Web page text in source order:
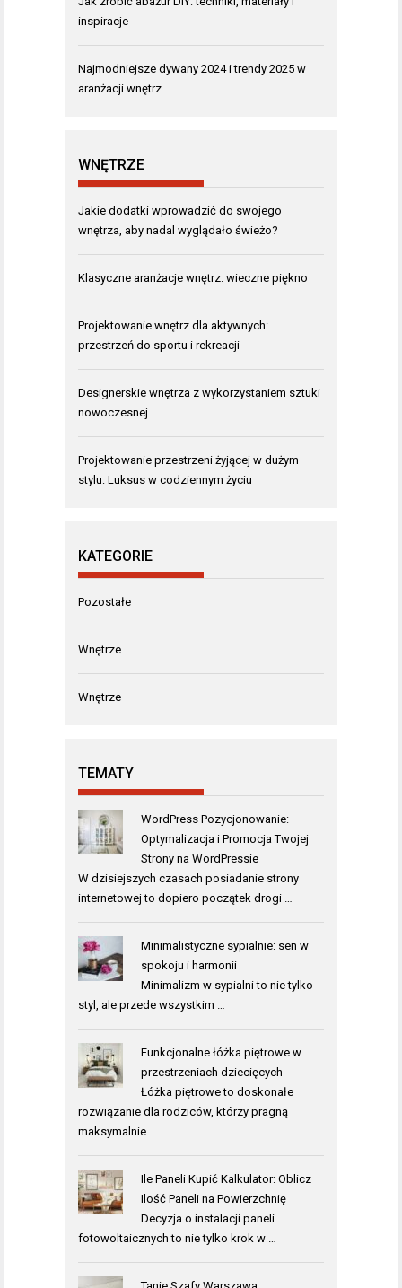
inspiracje
Najmodniejsze dywany 2024 i trendy 2025 w
aranżacji wnętrz
WNĘTRZE
Jakie dodatki wprowadzić do swojego
wnętrza, aby nadal wyglądało świeżo?
Klasyczne aranżacje wnętrz: wieczne piękno
Projektowanie wnętrz dla aktywnych:
przestrzeń do sportu i rekreacji
Designerskie wnętrza z wykorzystaniem sztuki
nowoczesnej
Projektowanie przestrzeni żyjącej w dużym
stylu: Luksus w codziennym życiu
KATEGORIE
Pozostałe
Wnętrze
Wnętrze
TEMATY
WordPress Pozycjonowanie:
Optymalizacja i Promocja Twojej
Strony na WordPressie
W dzisiejszych czasach posiadanie strony
internetowej to dopiero początek drogi …
Minimalistyczne sypialnie: sen w
spokoju i harmonii
Minimalizm w sypialni to nie tylko
styl, ale przede wszystkim …
Funkcjonalne łóżka piętrowe w
przestrzeniach dziecięcych
Łóżka piętrowe to doskonałe
rozwiązanie dla rodziców, którzy pragną
maksymalnie …
Ile Paneli Kupić Kalkulator: Oblicz
Ilość Paneli na Powierzchnię
Decyzja o instalacji paneli
fotowoltaicznych to nie tylko krok w …